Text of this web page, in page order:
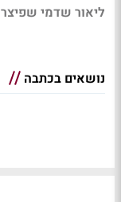
ליאור שדמי שפיצר
נושאים בכתבה